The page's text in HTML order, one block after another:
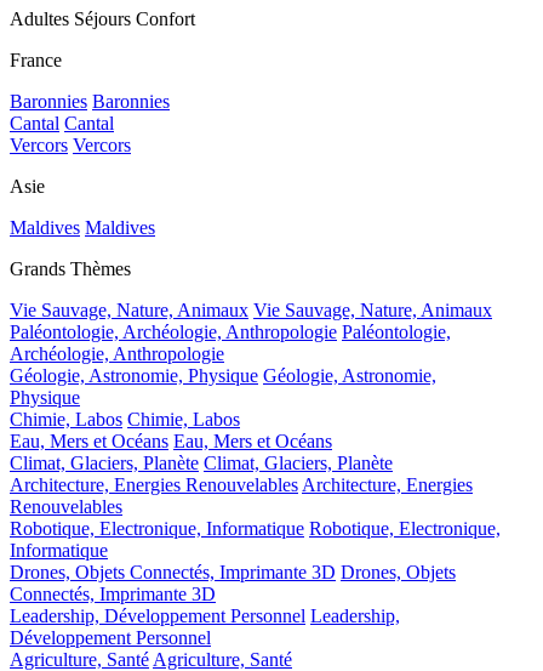
Adultes Séjours Confort
France
Baronnies Baronnies
Cantal Cantal
Vercors Vercors
Asie
Maldives Maldives
Grands Thèmes
Vie Sauvage, Nature, Animaux Vie Sauvage, Nature, Animaux
Paléontologie, Archéologie, Anthropologie Paléontologie,
Archéologie, Anthropologie
Géologie, Astronomie, Physique Géologie, Astronomie,
Physique
Chimie, Labos Chimie, Labos
Eau, Mers et Océans Eau, Mers et Océans
Climat, Glaciers, Planète Climat, Glaciers, Planète
Architecture, Energies Renouvelables Architecture, Energies
Renouvelables
Robotique, Electronique, Informatique Robotique, Electronique,
Informatique
Drones, Objets Connectés, Imprimante 3D Drones, Objets
Connectés, Imprimante 3D
Leadership, Développement Personnel Leadership,
Développement Personnel
Agriculture, Santé Agriculture, Santé